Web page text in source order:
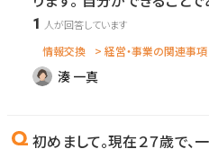
1
情報交換 > 経営・事業の関連事項
湊 一真
初めまして。現在２７歳で